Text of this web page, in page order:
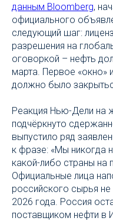
данным Bloomberg,
официального
следующий шаг:
разрешения на
оговоркой – нефть
марта. Первое «окно»
должно было
Реакция Нью-Дели на
подчёркнуто
выпустило ряд
к фразе: «Мы никогда
какой-либо страны на
Официальные лица
российского сырья
2026 года. Россия
поставщиком нефти в